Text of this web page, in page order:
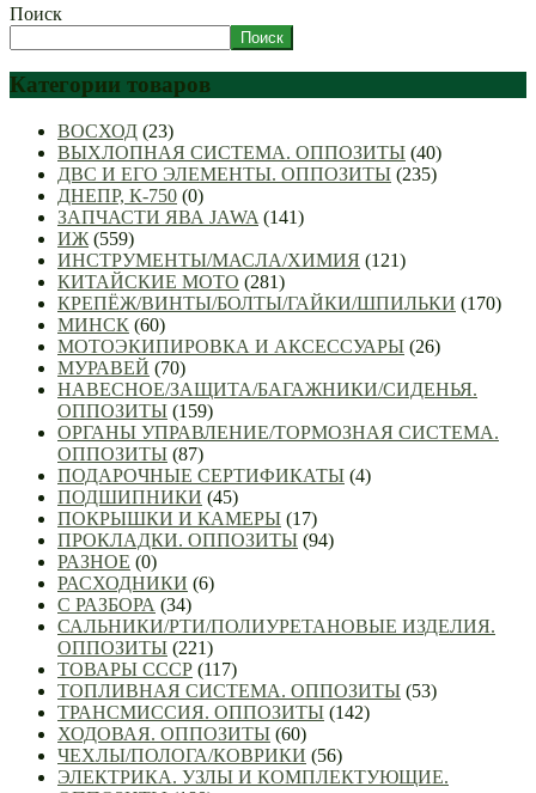
Поиск
Поиск
Категории товаров
ВОСХОД (23)
ВЫХЛОПНАЯ СИСТЕМА. ОППОЗИТЫ (40)
ДВС И ЕГО ЭЛЕМЕНТЫ. ОППОЗИТЫ (235)
ДНЕПР, К-750 (0)
ЗАПЧАСТИ ЯВА JAWA (141)
ИЖ (559)
ИНСТРУМЕНТЫ/МАСЛА/ХИМИЯ (121)
КИТАЙСКИЕ МОТО (281)
КРЕПЁЖ/ВИНТЫ/БОЛТЫ/ГАЙКИ/ШПИЛЬКИ (170)
МИНСК (60)
МОТОЭКИПИРОВКА И АКСЕССУАРЫ (26)
МУРАВЕЙ (70)
НАВЕСНОЕ/ЗАЩИТА/БАГАЖНИКИ/СИДЕНЬЯ.
ОППОЗИТЫ (159)
ОРГАНЫ УПРАВЛЕНИЕ/ТОРМОЗНАЯ СИСТЕМА.
ОППОЗИТЫ (87)
ПОДАРОЧНЫЕ СЕРТИФИКАТЫ (4)
ПОДШИПНИКИ (45)
ПОКРЫШКИ И КАМЕРЫ (17)
ПРОКЛАДКИ. ОППОЗИТЫ (94)
РАЗНОЕ (0)
РАСХОДНИКИ (6)
С РАЗБОРА (34)
САЛЬНИКИ/РТИ/ПОЛИУРЕТАНОВЫЕ ИЗДЕЛИЯ.
ОППОЗИТЫ (221)
ТОВАРЫ СССР (117)
ТОПЛИВНАЯ СИСТЕМА. ОППОЗИТЫ (53)
ТРАНСМИССИЯ. ОППОЗИТЫ (142)
ХОДОВАЯ. ОППОЗИТЫ (60)
ЧЕХЛЫ/ПОЛОГА/КОВРИКИ (56)
ЭЛЕКТРИКА. УЗЛЫ И КОМПЛЕКТУЮЩИЕ.